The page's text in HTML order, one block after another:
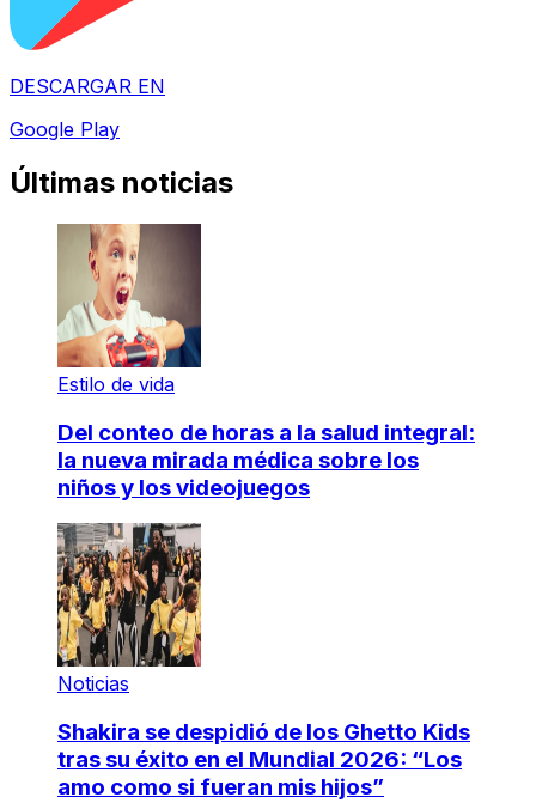
DESCARGAR EN
Google Play
Últimas noticias
Estilo de vida
Del conteo de horas a la salud integral:
la nueva mirada médica sobre los
niños y los videojuegos
Noticias
Shakira se despidió de los Ghetto Kids
tras su éxito en el Mundial 2026: “Los
amo como si fueran mis hijos”